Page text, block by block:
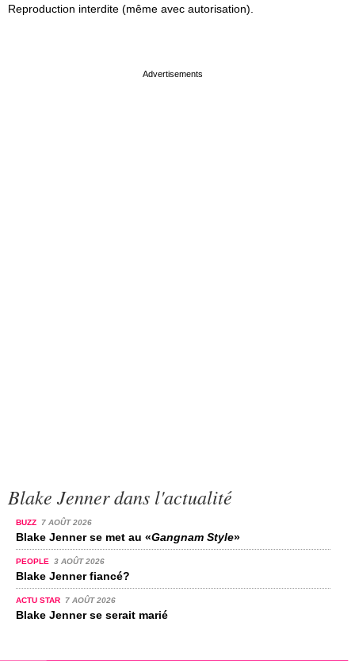
Reproduction interdite (même avec autorisation).
Blake Jenner dans l'actualité
BUZZ 7 AOÛT 2026
Blake Jenner se met au «Gangnam Style»
PEOPLE 3 AOÛT 2026
Blake Jenner fiancé?
ACTU STAR 7 AOÛT 2026
Blake Jenner se serait marié